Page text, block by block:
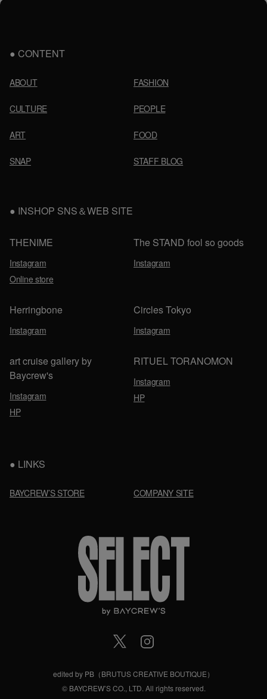
edited by PB（BRUTUS CREATIVE BOUTIQUE）
© BAYCREW’S CO., LTD. All rights reserved.
CONTENT
ABOUT FASHION
CULTURE PEOPLE
ART FOOD
SNAP STAFF BLOG
INSHOP SNS＆WEB SITE
THENIME
Instagram
Online store
The STAND fool so goods
Instagram
Herringbone
Instagram
Circles Tokyo
Instagram
art cruise gallery by
Baycrew's
Instagram
HP
RITUEL TORANOMON
Instagram
HP
LINKS
BAYCREW’S STORE COMPANY SITE